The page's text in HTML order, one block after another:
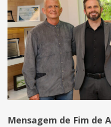
Mensagem de Fim de